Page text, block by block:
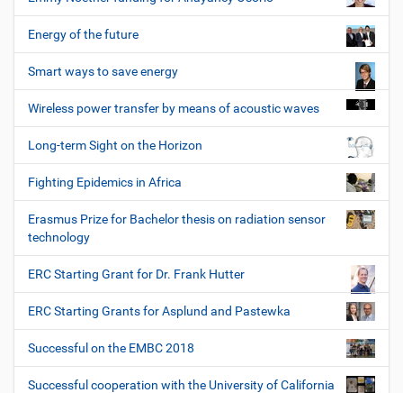
Energy of the future
Smart ways to save energy
Wireless power transfer by means of acoustic waves
Long-term Sight on the Horizon
Fighting Epidemics in Africa
Erasmus Prize for Bachelor thesis on radiation sensor
technology
ERC Starting Grant for Dr. Frank Hutter
ERC Starting Grants for Asplund and Pastewka
Successful on the EMBC 2018
Successful cooperation with the University of California